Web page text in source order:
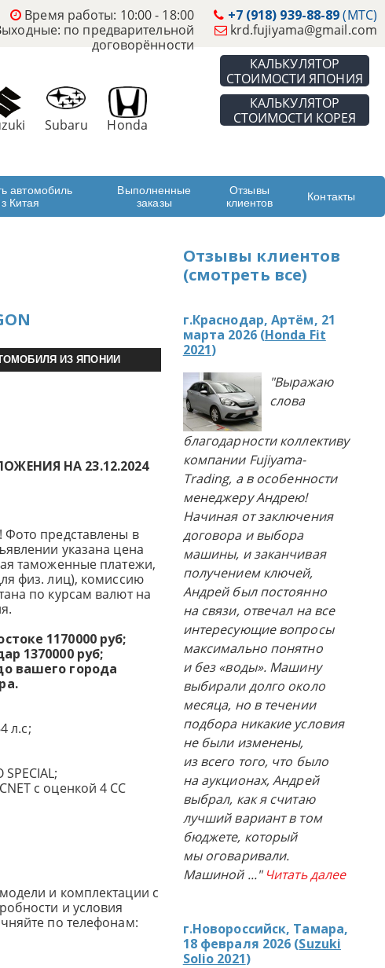
+7 (918) 939-88-89(МТС)
krd.fujiyama@gmail.com
Время работы: 10:00 - 18:00
по предварительной
договорённости
КАЛЬКУЛЯТОР
СТОИМОСТИ ЯПОНИЯ
КАЛЬКУЛЯТОР
СТОИМОСТИ КОРЕЯ
Subaru Honda
автомобиль
Китая
Выполненные
заказы
Отзывы
клиентов
Контакты
ИЗ ЯПОНИИ
НА 23.12.2024
представлены в
указана цена
таможенные платежи,
физ. лиц), комиссию
по курсам валют на
1170000 руб;
1370000 руб;
вашего города
л.с;
с оценкой 4 CC
и комплектации с
и условия
по телефонам:
Отзывы клиентов
(смотреть все)
г.Краснодар, Артём, 21
марта 2026 (Honda Fit
2021)
"Выражаю
слова
благодарности коллективу
компании Fujiyama-
Trading, а в особенности
менеджеру Андрею!
Начиная от заключения
договора и выбора
машины, и заканчивая
получением ключей,
Андрей был постоянно
на связи, отвечал на все
интересующие вопросы
максимально понятно
и без «воды». Машину
выбирали долго около
месяца, но в течении
подбора никакие условия
не были изменены,
из всего того, что было
на аукционах, Андрей
выбрал, как я считаю
лучший вариант в том
бюджете, который
мы оговаривали.
Машиной ..." Читать далее
г.Новороссийск, Тамара,
18 февраля 2026 (Suzuki
Solio 2021)